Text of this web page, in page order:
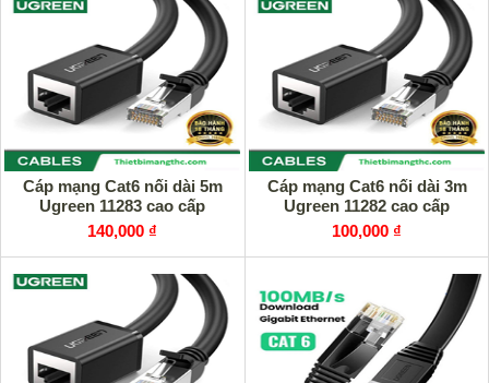
Cáp mạng Cat6 nối dài 5m
Ugreen 11283 cao cấp
140,000 ₫
Cáp mạng Cat6 nối dài 3m
Ugreen 11282 cao cấp
100,000 ₫